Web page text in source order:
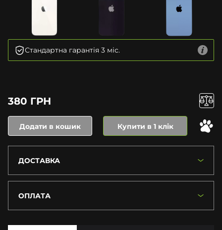
Стандартна гарантія 3 міс.
380 ГРН
Додати в кошик Купити в 1 клік
ДОСТАВКА
ОПЛАТА